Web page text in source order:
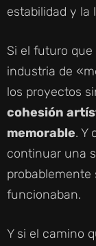
estabilidad y la
Si el futuro
industria de
los proyectos
cohesión
memorable. Y
continuar una
probablemente
funcionaban.
Y si el camino